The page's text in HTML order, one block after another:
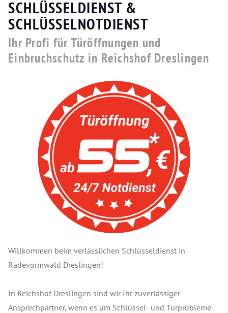
SCHLÜSSELDIENST &
SCHLÜSSELNOTDIENST
Ihr Profi für Türöffnungen und
Einbruchschutz in Reichshof Dreslingen
Willkommen beim verlässlichen Schlüsseldienst in
Radevormwald Dreslingen!
In Reichshof Dreslingen sind wir Ihr zuverlässiger
Ansprechpartner, wenn es um Schlüssel- und Türprobleme